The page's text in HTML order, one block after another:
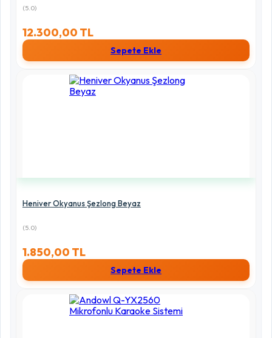
(5.0)
12.300,00 TL
Sepete Ekle
Heniver Okyanus Şezlong Beyaz
(5.0)
1.850,00 TL
Sepete Ekle